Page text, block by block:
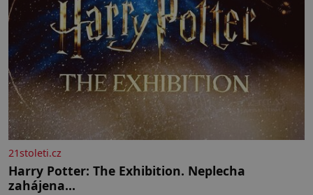
21stoleti.cz
Harry Potter: The Exhibition. Neplecha
zahájena…